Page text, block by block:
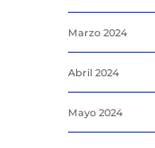
Marzo 2024
Abril 2024
Mayo 2024